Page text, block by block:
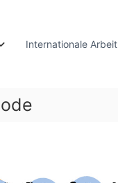
Internationale Arbeit